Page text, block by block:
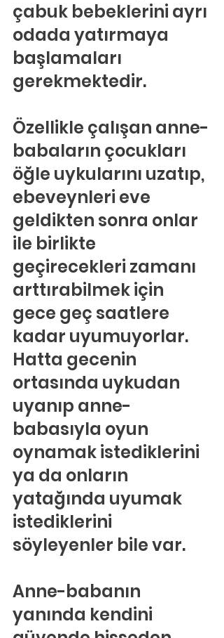
çabuk bebeklerini ayrı
odada yatırmaya
başlamaları
gerekmektedir.
Özellikle çalışan anne-
babaların çocukları
öğle uykularını uzatıp,
ebeveynleri eve
geldikten sonra onlar
ile birlikte
geçirecekleri zamanı
arttırabilmek için
gece geç saatlere
kadar uyumuyorlar.
Hatta gecenin
ortasında uykudan
uyanıp anne-
babasıyla oyun
oynamak istediklerini
ya da onların
yatağında uyumak
istediklerini
söyleyenler bile var.
Anne-babanın
yanında kendini